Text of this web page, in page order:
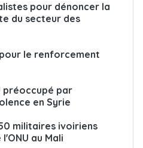
pour dénoncer la
du secteur des
le renforcement
préoccupé par
en Syrie
militaires ivoiriens
au Mali